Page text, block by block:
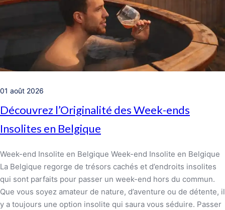
01 août 2026
Découvrez l’Originalité des Week-ends
Insolites en Belgique
Week-end Insolite en Belgique Week-end Insolite en Belgique
La Belgique regorge de trésors cachés et d’endroits insolites
qui sont parfaits pour passer un week-end hors du commun.
Que vous soyez amateur de nature, d’aventure ou de détente, il
y a toujours une option insolite qui saura vous séduire. Passer